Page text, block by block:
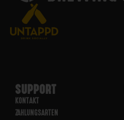
SUPPORT
KONTAKT
ZAHLUNGSARTEN